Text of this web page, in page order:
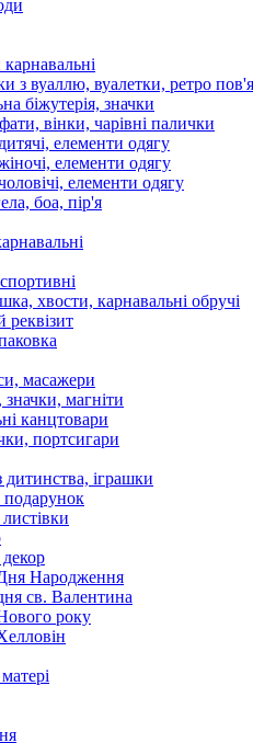
з вуаллю, вуалетки, ретро
біжутерія, значки
вінки, чарівні палички
елементи одягу
елементи одягу
елементи одягу
боа, пір'я
хвости, карнавальні обручі
реквізит
масажери
магніти
канцтовари
портсигари
іграшки
Народження
св. Валентина
року